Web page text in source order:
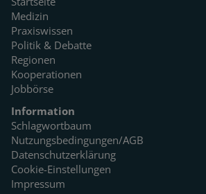
Medizin
Praxiswissen
Politik & Debatte
Regionen
Kooperationen
Jobbörse
Information
Schlagwortbaum
Nutzungsbedingungen/AGB
Datenschutzerklärung
Cookie-Einstellungen
Impressum